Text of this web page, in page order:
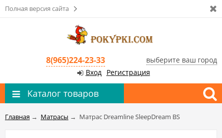
Полная версия сайта
8(965)224-23-33
выберите ваш город
Вход
Регистрация
Каталог товаров
Главная → Матрасы → Матрас Dreamline SleepDream BS